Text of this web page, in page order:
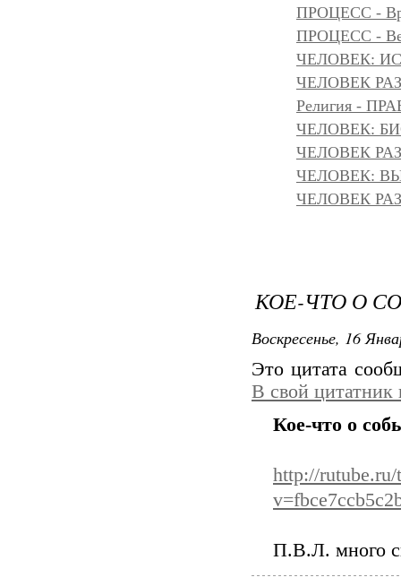
ПРОЦЕСС -
ПРОЦЕСС -
ЧЕЛОВЕК:
ЧЕЛОВЕК
Религия -
ЧЕЛОВЕК:
ЧЕЛОВЕК
ЧЕЛОВЕК:
ЧЕЛОВЕК
КОЕ-ЧТО О
Воскресенье, 16
Это цитата
В свой цитатник
Кое-что о
http://
П.В.Л. много